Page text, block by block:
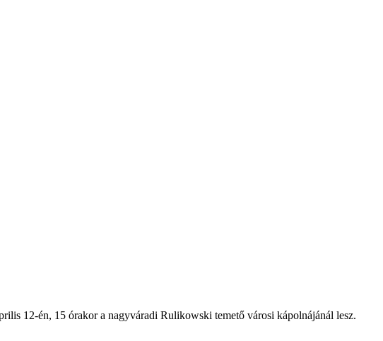
12-én, 15 órakor a nagyváradi Rulikowski temető városi kápolnájánál lesz.